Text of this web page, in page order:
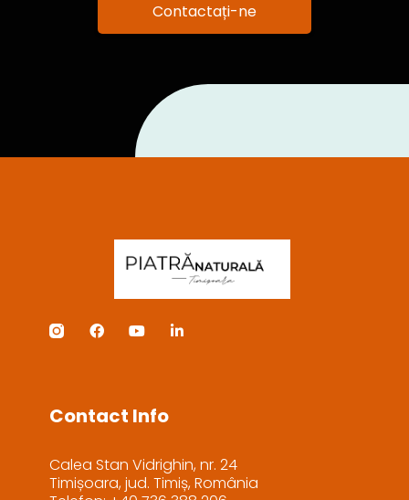
Contactați-ne
Contact Info
Calea Stan Vidrighin, nr. 24
Timișoara, jud. Timiș, România